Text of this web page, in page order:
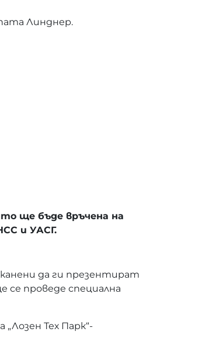
Линднер.
ще бъде връчена на
и УАСГ.
да ги презентират
проведе специална
Тех Парк“-